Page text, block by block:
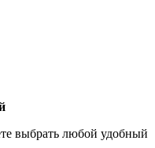
выбрать любой удобный